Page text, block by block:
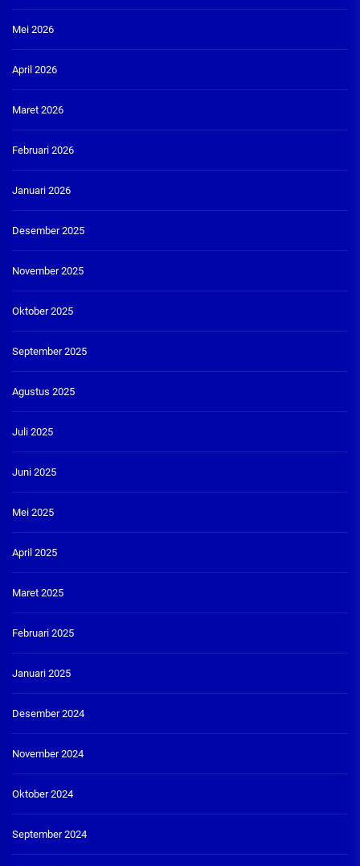
Mei 2026
April 2026
Maret 2026
Februari 2026
Januari 2026
Desember 2025
November 2025
Oktober 2025
September 2025
Agustus 2025
Juli 2025
Juni 2025
Mei 2025
April 2025
Maret 2025
Februari 2025
Januari 2025
Desember 2024
November 2024
Oktober 2024
September 2024